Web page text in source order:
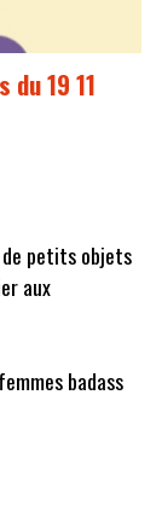
19 11
petits objets
aux
badass